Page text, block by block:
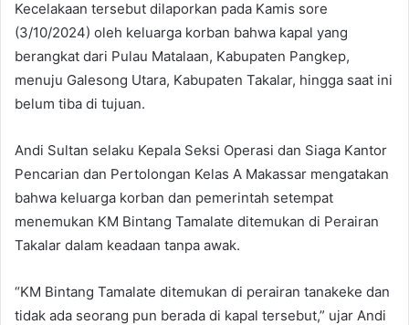
Kecelakaan tersebut dilaporkan pada Kamis sore
(3/10/2024) oleh keluarga korban bahwa kapal yang
berangkat dari Pulau Matalaan, Kabupaten Pangkep,
menuju Galesong Utara, Kabupaten Takalar, hingga saat ini
belum tiba di tujuan.
Andi Sultan selaku Kepala Seksi Operasi dan Siaga Kantor
Pencarian dan Pertolongan Kelas A Makassar mengatakan
bahwa keluarga korban dan pemerintah setempat
menemukan KM Bintang Tamalate ditemukan di Perairan
Takalar dalam keadaan tanpa awak.
“KM Bintang Tamalate ditemukan di perairan tanakeke dan
tidak ada seorang pun berada di kapal tersebut,” ujar Andi